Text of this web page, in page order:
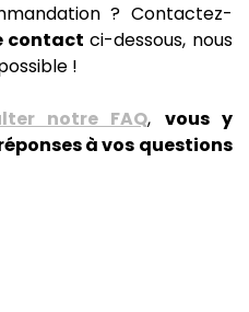
? Contactez-
contact ci-dessous, nous
!
notre FAQ, vous y
à vos questions